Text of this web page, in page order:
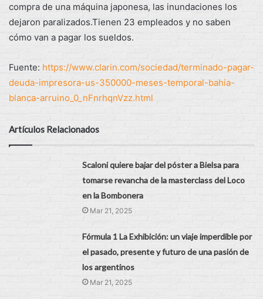
compra de una máquina japonesa, las inundaciones los
dejaron paralizados.Tienen 23 empleados y no saben
cómo van a pagar los sueldos.
Fuente: https://www.clarin.com/sociedad/terminado-pagar-
deuda-impresora-us-350000-meses-temporal-bahia-
blanca-arruino_0_nFnrhqnVzz.html
Artículos Relacionados
Scaloni quiere bajar del póster a Bielsa para
tomarse revancha de la masterclass del Loco
en la Bombonera
Mar 21, 2025
Fórmula 1 La Exhibición: un viaje imperdible por
el pasado, presente y futuro de una pasión de
los argentinos
Mar 21, 2025